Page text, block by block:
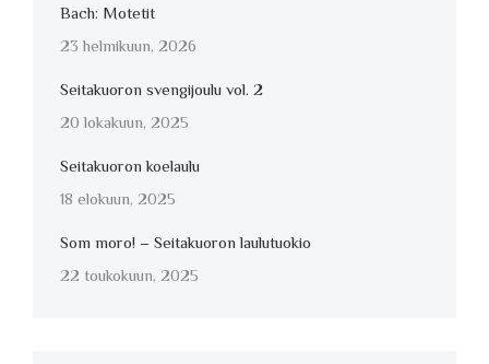
Bach: Motetit
23 helmikuun, 2026
Seitakuoron svengijoulu vol. 2
20 lokakuun, 2025
Seitakuoron koelaulu
18 elokuun, 2025
Som moro! – Seitakuoron laulutuokio
22 toukokuun, 2025